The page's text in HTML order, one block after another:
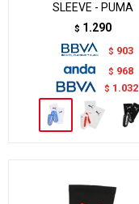
SLEEVE - PUMA
$ 1.290
$ 903
$ 968
$ 1.032